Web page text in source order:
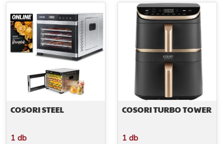
COSORI STEEL
1 db
COSORI TURBO TOWER
1 db